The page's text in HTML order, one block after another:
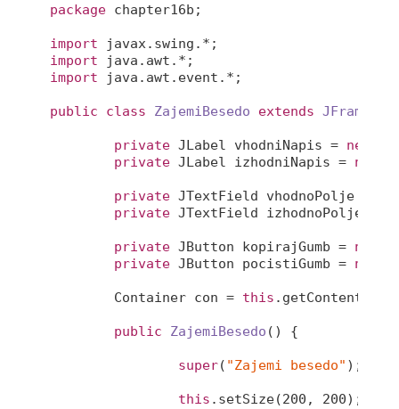
package chapter16b;
import
import
import java.awt.event.*;
public class ZajemiBesedo extends JFrame
private JLabel vhodniNapis = new
private JLabel izhodniNapis = new
private JTextField vhodnoPolje =
private JTextField izhodnoPolje =
private JButton kopirajGumb = new
private JButton pocistiGumb = new
	Container con =
this
public ZajemiBesedo () {
super( "Zajemi besedo" );
this .setSize(200 , 200);